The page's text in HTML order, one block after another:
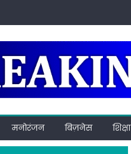
मनोरंजन बिज़नेस शिक्षा